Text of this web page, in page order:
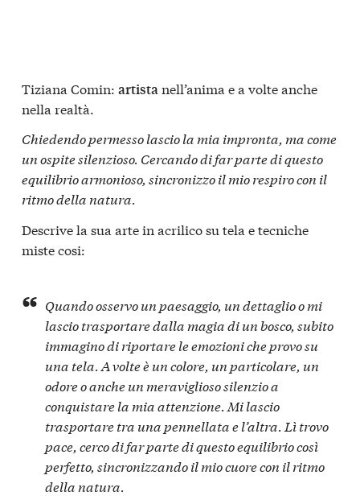
Tiziana Comin: artistanell’anima e a volte anche
nella realtà.
Chiedendo permesso lascio la mia impronta, ma come
un ospite silenzioso. Cercando di far parte di questo
equilibrio armonioso, sincronizzo il mio respiro con il
ritmo della natura.
Descrive la sua arte in acrilico su tela e tecniche
miste cosi:
Quando osservo un paesaggio, un dettaglio o mi
lascio trasportare dalla magia di un bosco, subito
immagino di riportare le emozioni che provo su
una tela. A volte è un colore, un particolare, un
odore o anche un meraviglioso silenzio a
conquistare la mia attenzione. Mi lascio
trasportare tra una pennellata e l’altra. Lì trovo
pace, cerco di far parte di questo equilibrio così
perfetto, sincronizzando il mio cuore con il ritmo
della natura.